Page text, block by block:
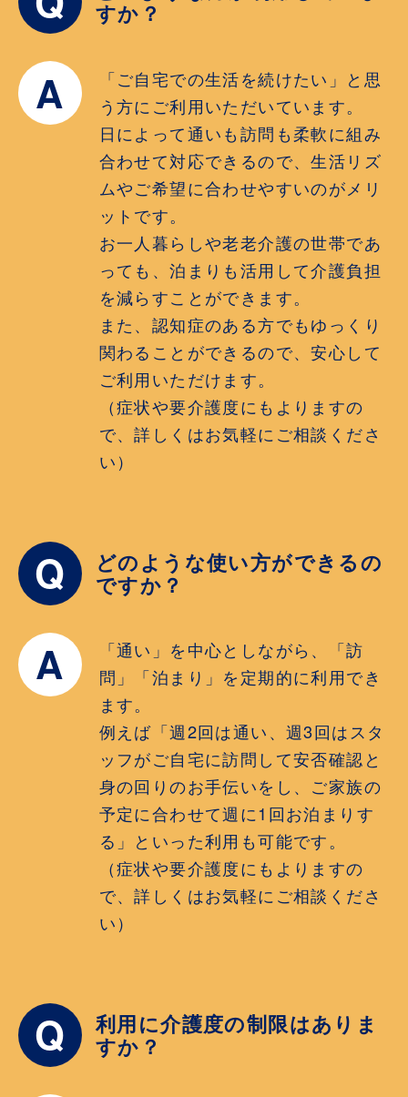
すか？
A
「ご自宅での生活を続けたい」と思
う方にご利用いただいています。
日によって通いも訪問も柔軟に組み
合わせて対応できるので、生活リズ
ムやご希望に合わせやすいのがメリ
ットです。
お一人暮らしや老老介護の世帯であ
っても、泊まりも活用して介護負担
を減らすことができます。
また、認知症のある方でもゆっくり
関わることができるので、安心して
ご利用いただけます。
（症状や要介護度にもよりますの
で、詳しくはお気軽にご相談くださ
い）
Q どのような使い方ができるの
ですか？
A
「通い」を中心としながら、「訪
問」「泊まり」を定期的に利用でき
ます。
例えば「週2回は通い、週3回はスタ
ッフがご自宅に訪問して安否確認と
身の回りのお手伝いをし、ご家族の
予定に合わせて週に1回お泊まりす
る」といった利用も可能です。
（症状や要介護度にもよりますの
で、詳しくはお気軽にご相談くださ
い）
Q 利用に介護度の制限はありま
すか？